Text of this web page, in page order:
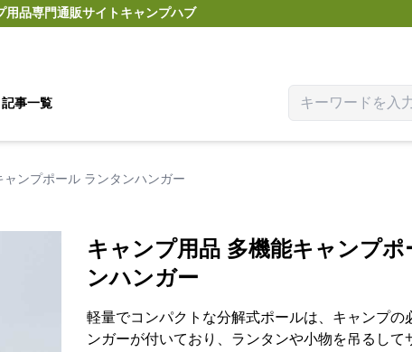
用品専門通販サイトキャンプハブ
記事一覧
ンプポール ランタンハンガー
キャンプ用品 多機能キャンプポ
ンハンガー
軽量でコンパクトな分解式ポールは、キャンプの
ンガーが付いており、ランタンや小物を吊るして